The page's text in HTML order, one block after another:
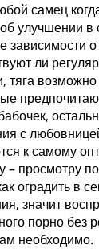
самец
улучшении в
зависимости
ли
тяга
с
к самому
– просмотру
оградить в
значит
порно без
необходимо.